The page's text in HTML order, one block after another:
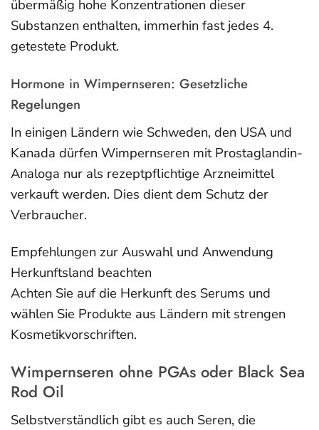
übermäßig hohe Konzentrationen dieser
Substanzen enthalten, immerhin fast jedes 4.
getestete Produkt.
Hormone in Wimpernseren: Gesetzliche
Regelungen
In einigen Ländern wie Schweden, den USA und
Kanada dürfen Wimpernseren mit Prostaglandin-
Analoga nur als rezeptpflichtige Arzneimittel
verkauft werden. Dies dient dem Schutz der
Verbraucher.
Empfehlungen zur Auswahl und Anwendung
Herkunftsland beachten
Achten Sie auf die Herkunft des Serums und
wählen Sie Produkte aus Ländern mit strengen
Kosmetikvorschriften.
Wimpernseren ohne PGAs oder Black Sea
Rod Oil
Selbstverständlich gibt es auch Seren, die